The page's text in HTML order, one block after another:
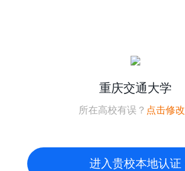
重庆交通大学
所在高校有误？ 点击修改
进入贵校本地认证